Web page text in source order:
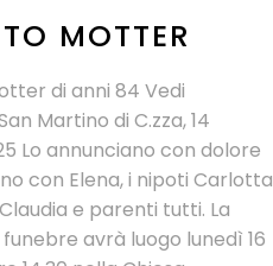
MOTTER
di anni 84 Vedi
Martino di C.zza, 14
Lo annunciano con dolore
con Elena, i nipoti Carlotta
e parenti tutti. La
avrà luogo lunedì 16